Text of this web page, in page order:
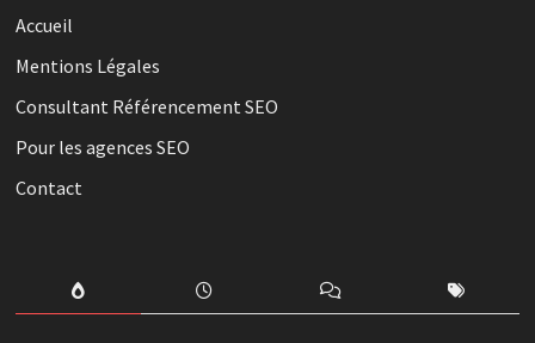
Accueil
Mentions Légales
Consultant Référencement SEO
Pour les agences SEO
Contact